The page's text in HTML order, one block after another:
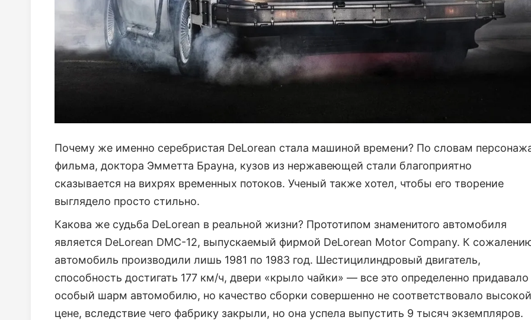
Почему же именно серебристая DeLorean стала машиной времени? По словам
фильма, доктора Эмметта Брауна, кузов из нержавеющей стали благоприятно
сказывается на вихрях временных потоков. Ученый также хотел, чтобы его творение
выглядело просто стильно.
Какова же судьба DeLorean в реальной жизни? Прототипом знаменитого автомобиля
является DeLorean DMC-12, выпускаемый фирмой DeLorean Motor Company. К
автомобиль производили лишь 1981 по 1983 год. Шестицилиндровый двигатель,
способность достигать 177 км/ч, двери «крыло чайки» — все это определенно придавало
особый шарм автомобилю, но качество сборки совершенно не соответствовало высокой
цене, вследствие чего фабрику закрыли, но она успела выпустить 9 тысяч экземпляров.